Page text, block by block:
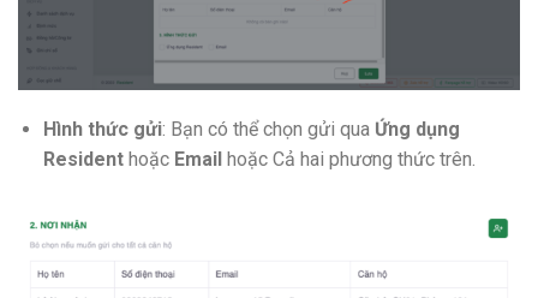
Hình thức gửi: Bạn có thể chọn gửi qua Ứng dụng
Residenthoặc Email hoặc Cả hai phương thức trên.